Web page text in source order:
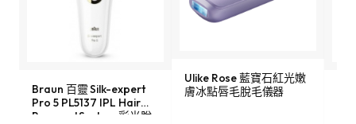
Braun 百靈 Silk-expert
Pro 5 PL5137 IPL Hair
Removal System 彩光脫
Ulike Rose 藍寶石紅光嫩
膚冰點唇毛脫毛儀器